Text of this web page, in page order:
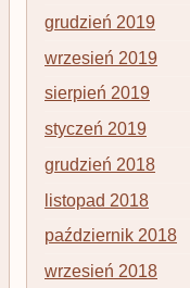
grudzień 2019
wrzesień 2019
sierpień 2019
styczeń 2019
grudzień 2018
listopad 2018
październik 2018
wrzesień 2018